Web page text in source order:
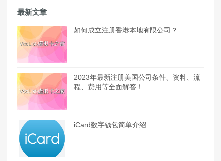
最新文章
如何成立注册香港本地有限公司？
2023年最新注册美国公司条件、资料、流
程、费用等全面解答！
iCard数字钱包简单介绍